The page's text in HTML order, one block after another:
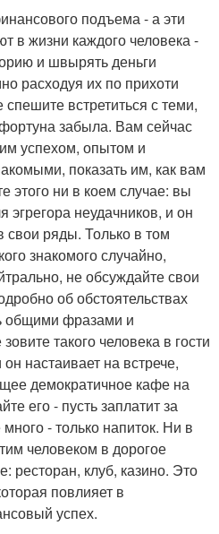
подъема - а эти
в жизни каждого человека -
и швырять деньги
расходуя их по прихоти
встретиться с теми,
забыла. Вам сейчас
успехом, опытом и
показать им, как вам
этого ни в коем случае: вы
эгрегора неудачников, и он
свои ряды. Только в том
знакомого случайно,
не обсуждайте свои
об обстоятельствах
общими фразами и
такого человека в гости
настаивает на встрече,
демократичное кафе на
его - пусть заплатит за
- только напиток. Ни в
человеком в дорогое
ресторан, клуб, казино. Это
повлияет в
успех.